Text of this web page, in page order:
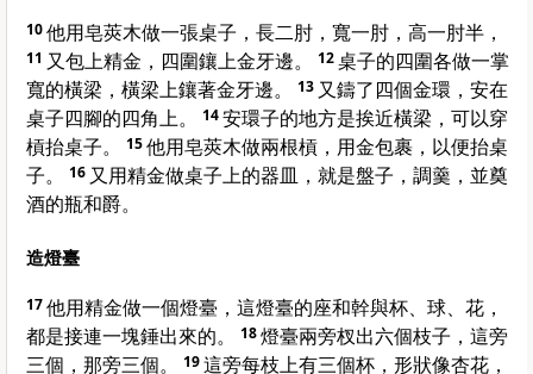
10他用皂莢木做一張桌子，長二肘，寬一肘，高一肘半，
11 又包上精金，四圍鑲上金牙邊。 12桌子的四圍各做一掌
寬的橫梁，橫梁上鑲著金牙邊。
13 又鑄了四個金環，安在
桌子四腳的四角上。
14安環子的地方是挨近橫梁，可以穿
槓抬桌子。
15他用皂莢木做兩根槓，用金包裹，以便抬桌
子。
16 又用精金做桌子上的器皿，就是盤子，調羹，並奠
酒的瓶和爵。
造燈臺
17他用精金做一個燈臺，這燈臺的座和幹與杯、球、花，
都是接連一塊錘出來的。
18燈臺兩旁杈出六個枝子，這旁
三個，那旁三個。
19這旁每枝上有三個杯，形狀像杏花，